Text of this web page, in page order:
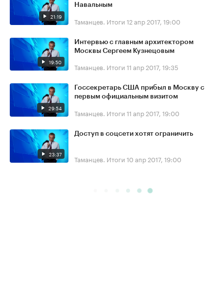
21:19
Навальным
Таманцев. Итоги 12 апр 2017, 19:00
19:50
Интервью с главным архитектором
Москвы Сергеем Кузнецовым
Таманцев. Итоги 11 апр 2017, 19:35
29:54
Госсекретарь США прибыл в Москву с
первым официальным визитом
Таманцев. Итоги 11 апр 2017, 19:00
23:37
Доступ в соцсети хотят ограничить
Таманцев. Итоги 10 апр 2017, 19:00